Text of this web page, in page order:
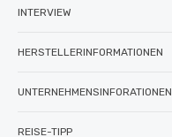
INTERVIEW
HERSTELLERINFORMATIONEN
UNTERNEHMENSINFORATIONEN
REISE-TIPP